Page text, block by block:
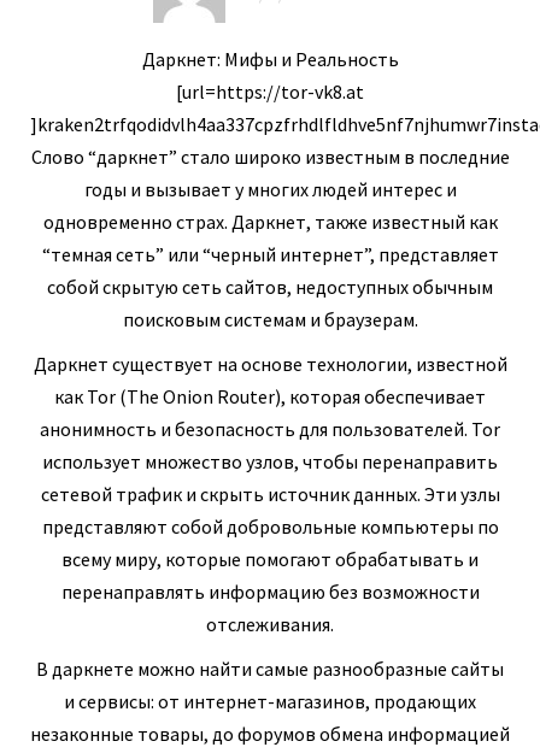
Даркнет: Мифы и Реальность
[url=https://tor-vk8.at
Слово “даркнет” стало широко известным в последние
годы и вызывает у многих людей интерес и
одновременно страх. Даркнет, также известный как
“темная сеть” или “черный интернет”, представляет
собой скрытую сеть сайтов, недоступных обычным
поисковым системам и браузерам.
Даркнет существует на основе технологии, известной
как Tor (The Onion Router), которая обеспечивает
анонимность и безопасность для пользователей. Tor
использует множество узлов, чтобы перенаправить
сетевой трафик и скрыть источник данных. Эти узлы
представляют собой добровольные компьютеры по
всему миру, которые помогают обрабатывать и
перенаправлять информацию без возможности
отслеживания.
В даркнете можно найти самые разнообразные сайты
и сервисы: от интернет-магазинов, продающих
незаконные товары, до форумов обмена информацией